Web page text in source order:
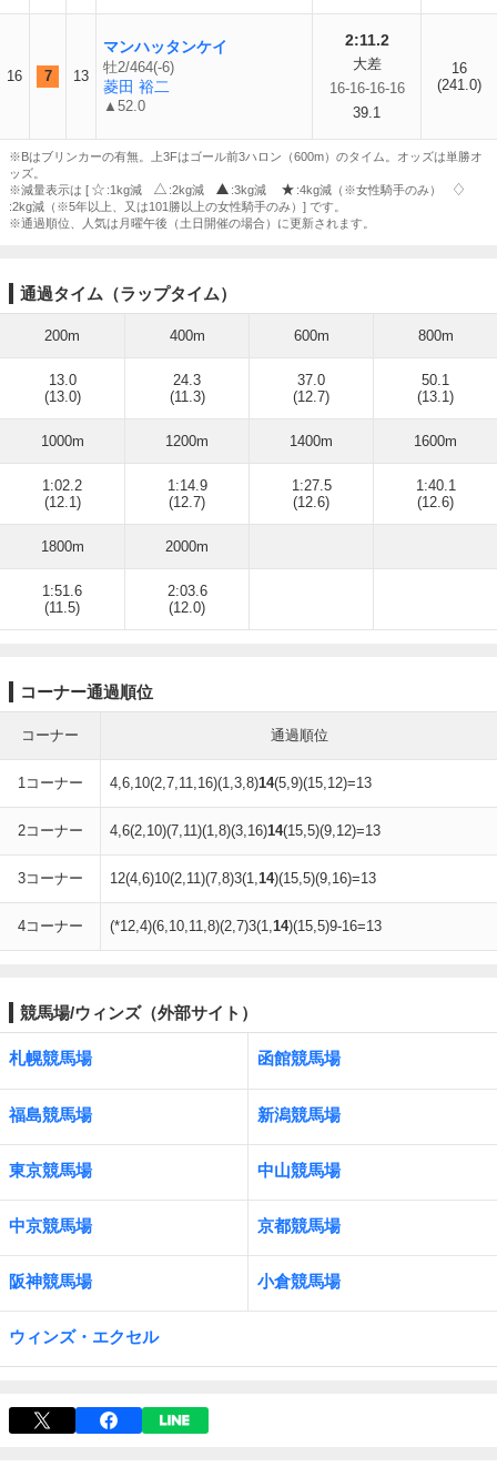
16 7 13
マンハッタンケイ
牡2/464(-6)
菱田 裕二
▲52.0
2:11.2
大差
16-16-16-16
39.1
16
(241.0)
※Bはブリンカーの有無。上3Fはゴール前3ハロン（600m）のタイム。オッズは単勝オ
ッズ。
※減量表示は [
:1kg減 :2kg減 :3kg減
:4kg減（※女性騎手のみ）
:2kg減（※5年以上、又は101勝以上の女性騎手のみ）] です。
※通過順位、人気は月曜午後（土日開催の場合）に更新されます。
通過タイム（ラップタイム）
200m 400m 600m 800m
13.0
(13.0)
24.3
(11.3)
37.0
(12.7)
50.1
(13.1)
1000m 1200m 1400m 1600m
1:02.2
(12.1)
1:14.9
(12.7)
1:27.5
(12.6)
1:40.1
(12.6)
1800m 2000m
1:51.6
(11.5)
2:03.6
(12.0)
コーナー通過順位
コーナー 通過順位
1コーナー 4,6,10(2,7,11,16)(1,3,8)14(5,9)(15,12)=13
2コーナー 4,6(2,10)(7,11)(1,8)(3,16)14(15,5)(9,12)=13
3コーナー 12(4,6)10(2,11)(7,8)3(1,14)(15,5)(9,16)=13
4コーナー (*12,4)(6,10,11,8)(2,7)3(1,14)(15,5)9-16=13
競馬場/ウィンズ（外部サイト）
札幌競馬場 函館競馬場
福島競馬場 新潟競馬場
東京競馬場 中山競馬場
中京競馬場 京都競馬場
阪神競馬場 小倉競馬場
ウィンズ・エクセル